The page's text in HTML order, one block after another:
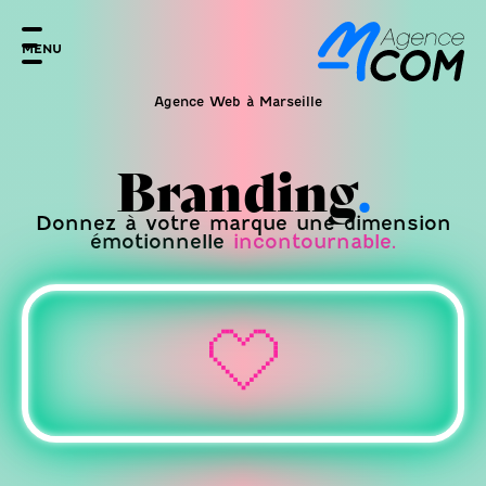
MENU
Agence Web à Marseille
Branding.
Donnez à votre marque une dimension
émotionnelle incontournable.